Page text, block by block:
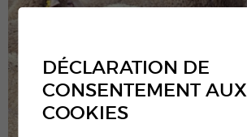
DÉCLARATION DE
CONSENTEMENT AUX
COOKIES